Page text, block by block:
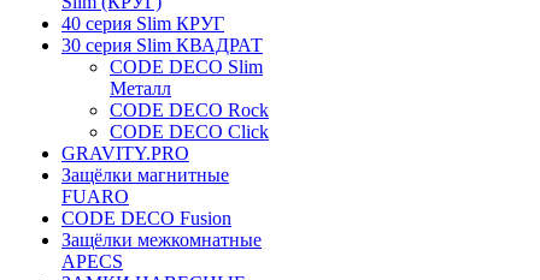
40 серия Slim КРУГ
30 серия Slim КВАДРАТ
CODE DECO Slim
Металл
CODE DECO Rock
CODE DECO Click
GRAVITY.PRO
Защёлки магнитные
FUARO
CODE DECO Fusion
Защёлки межкомнатные
APECS